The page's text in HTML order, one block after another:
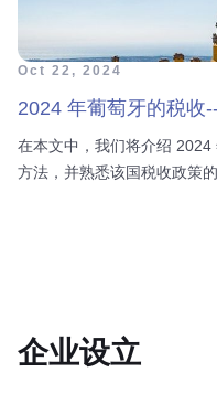
Oct 22, 2024
2024 年葡萄牙的税收
在本文中，我们将介绍
方法，并熟悉该国税收政策的
企业设立